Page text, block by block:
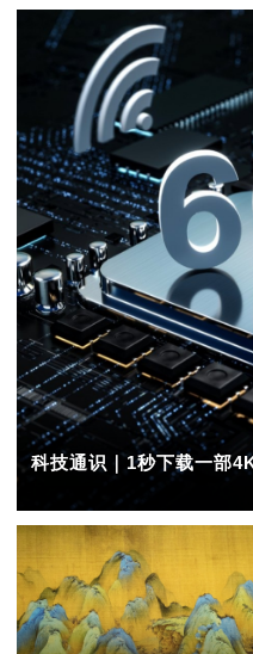
科技通识｜1秒下载一部